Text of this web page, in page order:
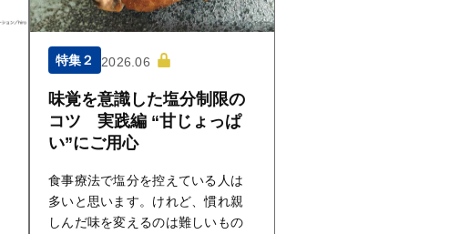
特集２ 2026.06
味覚を意識した塩分制限の
コツ 実践編 “甘じょっぱ
い”にご用心
食事療法で塩分を控えている人は
多いと思います。けれど、慣れ親
しんだ味を変えるのは難しいもの